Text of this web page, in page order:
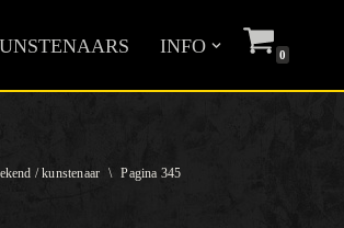
INFO 0
/ kunstenaar \ Pagina 345